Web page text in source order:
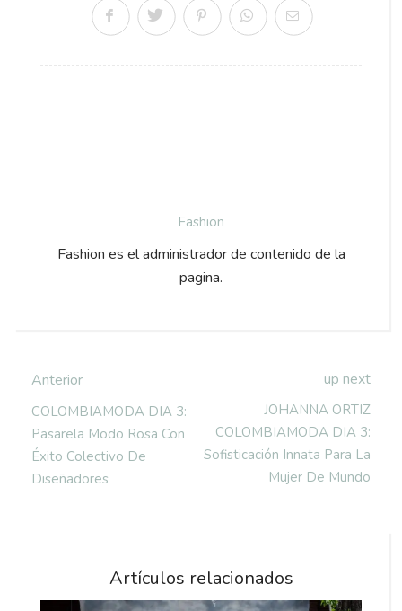
Fashion
Fashion es el administrador de contenido de la
pagina.
Anterior
COLOMBIAMODA DIA 3:
Pasarela Modo Rosa Con
Éxito Colectivo De
Diseñadores
up next
JOHANNA ORTIZ
COLOMBIAMODA DIA 3:
Sofisticación Innata Para La
Mujer De Mundo
Artículos relacionados